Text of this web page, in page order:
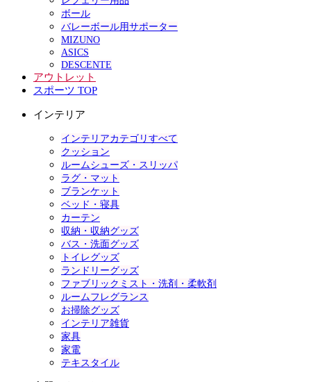
ボール
バレーボール用サポーター
MIZUNO
ASICS
DESCENTE
アウトレット
スポーツ TOP
インテリア
インテリアカテゴリすべて
クッション
ルームシューズ・スリッパ
ラグ・マット
ブランケット
ベッド・寝具
カーテン
収納・収納グッズ
バス・洗面グッズ
トイレグッズ
ランドリーグッズ
ファブリックミスト・洗剤・柔軟剤
ルームフレグランス
お掃除グッズ
インテリア雑貨
家具
家電
テキスタイル